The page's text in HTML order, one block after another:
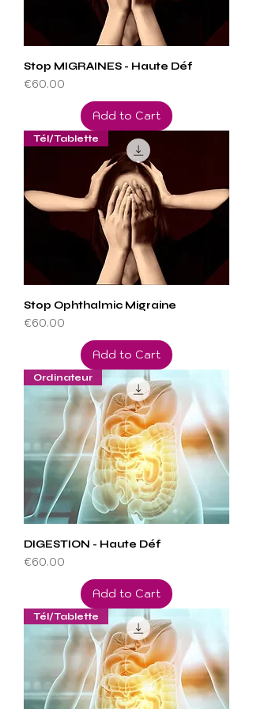
Stop MIGRAINES - Haute Déf
Price
€60.00
Add to Cart
Tél/Tablette
Stop Ophthalmic Migraine
Price
€60.00
Add to Cart
Ordinateur
DIGESTION - Haute Déf
Price
€60.00
Add to Cart
Tél/Tablette